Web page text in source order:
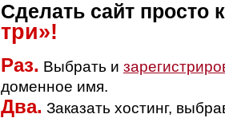
Сделать сайт просто
три»!
Раз. Выбрать и
доменное имя.
Два. Заказать хостинг,